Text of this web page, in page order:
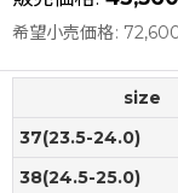
希望小売価格:
size
37(23.5-24.0)
38(24.5-25.0)